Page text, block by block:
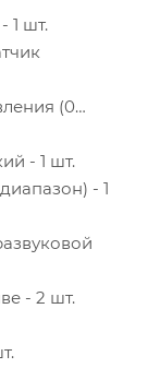
1 шт.
(0…
- 1 шт.
- 1
- 2 шт.